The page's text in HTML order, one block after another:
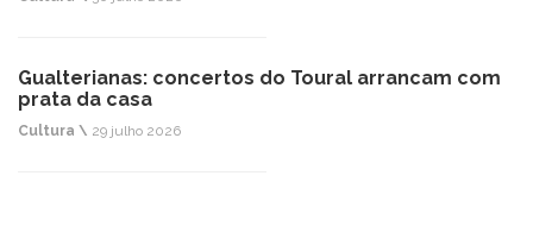
Gualterianas: concertos do Toural arrancam com
prata da casa
Cultura \ 29 julho 2026